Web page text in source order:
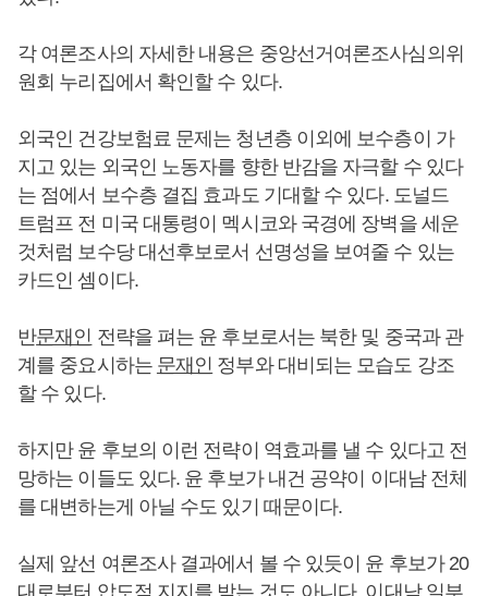
각 여론조사의 자세한 내용은 중앙선거여론조사심의위
원회 누리집에서 확인할 수 있다.
외국인 건강보험료 문제는 청년층 이외에 보수층이 가
지고 있는 외국인 노동자를 향한 반감을 자극할 수 있다
는 점에서 보수층 결집 효과도 기대할 수 있다. 도널드
트럼프 전 미국 대통령이 멕시코와 국경에 장벽을 세운
것처럼 보수당 대선후보로서 선명성을 보여줄 수 있는
카드인 셈이다.
반문재인 전략을 펴는 윤 후보로서는 북한 및 중국과 관
계를 중요시하는 문재인 정부와 대비되는 모습도 강조
할 수 있다.
하지만 윤 후보의 이런 전략이 역효과를 낼 수 있다고 전
망하는 이들도 있다. 윤 후보가 내건 공약이 이대남 전체
를 대변하는게 아닐 수도 있기 때문이다.
실제 앞선 여론조사 결과에서 볼 수 있듯이 윤 후보가 20